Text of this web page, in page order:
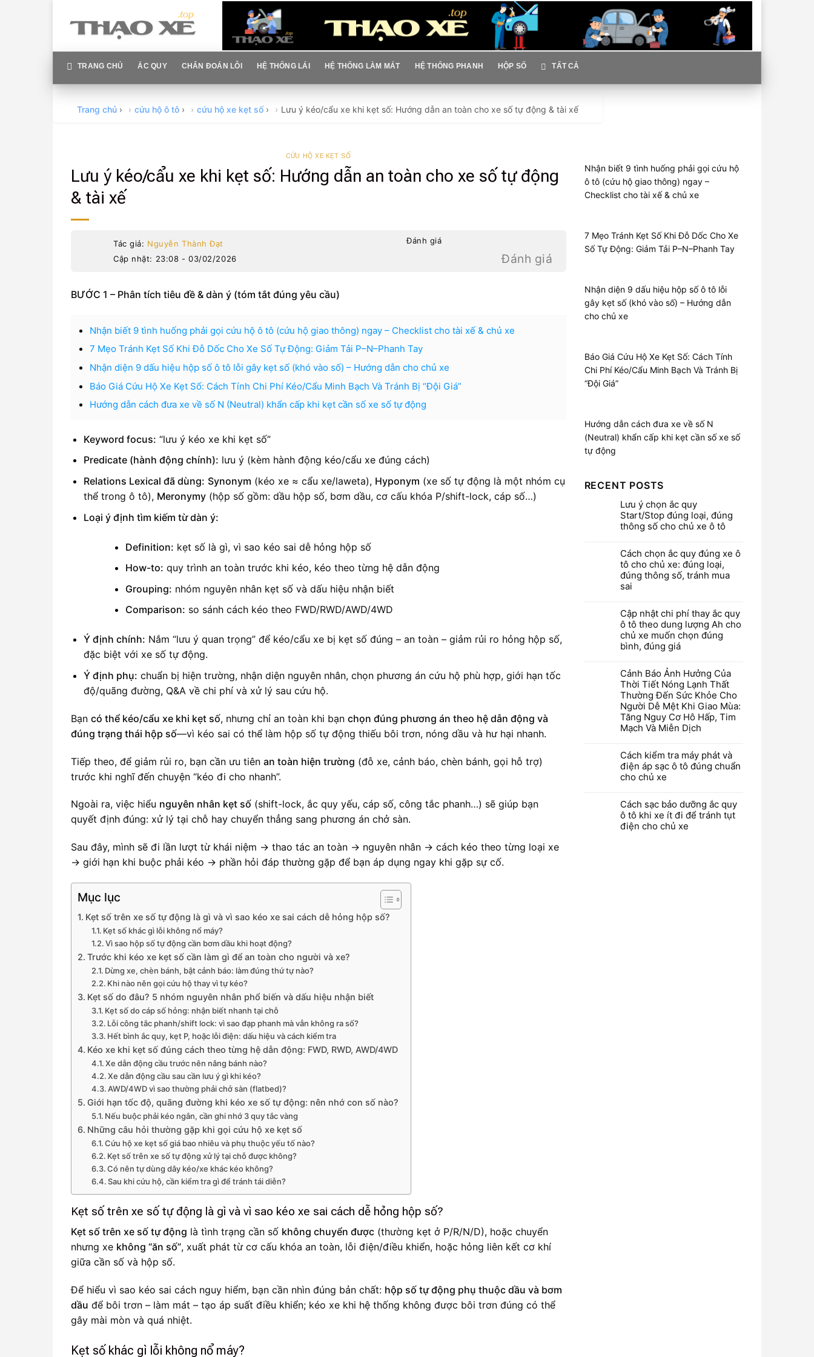
content
TRANG CHỦ ẮC QUY CHẨN ĐOÁN LỖI HỆ THỐNG LÁI HỆ THỐNG LÀM MÁT HỆ THỐNG PHANH HỘP SỐ TẤT CẢ
Trang chủ › cứu hộ ô tô › cứu hộ xe kẹt số› Lưu ý kéo/cẩu xe khi kẹt số: Hướng dẫn an toàn cho xe số tự động & tài xế
CỨU HỘ XE KẸT SỐ
Lưu ý kéo/cẩu xe khi kẹt số: Hướng dẫn an toàn cho xe số tự động
& tài xế
Tác giả: Nguyễn Thành Đạt
Cập nhật: 23:08 - 03/02/2026
Đánh giá
Đánh giá
BƯỚC 1 – Phân tích tiêu đề & dàn ý (tóm tắt đúng yêu cầu)
Nhận biết 9 tình huống phải gọi cứu hộ ô tô (cứu hộ giao thông) ngay – Checklist cho tài xế & chủ xe
7 Mẹo Tránh Kẹt Số Khi Đỗ Dốc Cho Xe Số Tự Động: Giảm Tải P–N–Phanh Tay
Nhận diện 9 dấu hiệu hộp số ô tô lỗi gây kẹt số (khó vào số) – Hướng dẫn cho chủ xe
Báo Giá Cứu Hộ Xe Kẹt Số: Cách Tính Chi Phí Kéo/Cẩu Minh Bạch Và Tránh Bị “Đội Giá”
Hướng dẫn cách đưa xe về số N (Neutral) khẩn cấp khi kẹt cần số xe số tự động
Keyword focus: “lưu ý kéo xe khi kẹt số”
Predicate (hành động chính): lưu ý (kèm hành động kéo/cẩu xe đúng cách)
Relations Lexical đã dùng: Synonym (kéo xe ≈ cẩu xe/laweta), Hyponym (xe số tự động là một nhóm cụ
thể trong ô tô), Meronymy(hộp số gồm: dầu hộp số, bơm dầu, cơ cấu khóa P/shift-lock, cáp số…)
Loại ý định tìm kiếm từ dàn ý:
Definition: kẹt số là gì, vì sao kéo sai dễ hỏng hộp số
How-to: quy trình an toàn trước khi kéo, kéo theo từng hệ dẫn động
Grouping: nhóm nguyên nhân kẹt số và dấu hiệu nhận biết
Comparison: so sánh cách kéo theo FWD/RWD/AWD/4WD
Ý định chính: Nắm “lưu ý quan trọng” để kéo/cẩu xe bị kẹt số đúng – an toàn – giảm rủi ro hỏng hộp số,
đặc biệt với xe số tự động.
Ý định phụ: chuẩn bị hiện trường, nhận diện nguyên nhân, chọn phương án cứu hộ phù hợp, giới hạn tốc
độ/quãng đường, Q&A về chi phí và xử lý sau cứu hộ.
Bạn có thể kéo/cẩu xe khi kẹt số, nhưng chỉ an toàn khi bạn chọn đúng phương án theo hệ dẫn động và
đúng trạng thái hộp số—vì kéo sai có thể làm hộp số tự động thiếu bôi trơn, nóng dầu và hư hại nhanh.
Tiếp theo, để giảm rủi ro, bạn cần ưu tiên an toàn hiện trường (đỗ xe, cảnh báo, chèn bánh, gọi hỗ trợ)
trước khi nghĩ đến chuyện “kéo đi cho nhanh”.
Ngoài ra, việc hiểu nguyên nhân kẹt số (shift-lock, ắc quy yếu, cáp số, công tắc phanh…) sẽ giúp bạn
quyết định đúng: xử lý tại chỗ hay chuyển thẳng sang phương án chở sàn.
Sau đây, mình sẽ đi lần lượt từ khái niệm → thao tác an toàn → nguyên nhân → cách kéo theo từng loại xe
→ giới hạn khi buộc phải kéo → phần hỏi đáp thường gặp để bạn áp dụng ngay khi gặp sự cố.
Mục lục
Kẹt số trên xe số tự động là gì và vì sao kéo xe sai cách dễ hỏng hộp số?
Kẹt số khác gì lỗi không nổ máy?
Vì sao hộp số tự động cần bơm dầu khi hoạt động?
Trước khi kéo xe kẹt số cần làm gì để an toàn cho người và xe?
Dừng xe, chèn bánh, bật cảnh báo: làm đúng thứ tự nào?
Khi nào nên gọi cứu hộ thay vì tự kéo?
Kẹt số do đâu? 5 nhóm nguyên nhân phổ biến và dấu hiệu nhận biết
Kẹt số do cáp số hỏng: nhận biết nhanh tại chỗ
Lỗi công tắc phanh/shift lock: vì sao đạp phanh mà vẫn không ra số?
Hết bình ắc quy, kẹt P, hoặc lỗi điện: dấu hiệu và cách kiểm tra
Kéo xe khi kẹt số đúng cách theo từng hệ dẫn động: FWD, RWD, AWD/4WD
Xe dẫn động cầu trước nên nâng bánh nào?
Xe dẫn động cầu sau cần lưu ý gì khi kéo?
AWD/4WD vì sao thường phải chở sàn (flatbed)?
Giới hạn tốc độ, quãng đường khi kéo xe số tự động: nên nhớ con số nào?
Nếu buộc phải kéo ngắn, cần ghi nhớ 3 quy tắc vàng
Những câu hỏi thường gặp khi gọi cứu hộ xe kẹt số
Cứu hộ xe kẹt số giá bao nhiêu và phụ thuộc yếu tố nào?
Kẹt số trên xe số tự động xử lý tại chỗ được không?
Có nên tự dùng dây kéo/xe khác kéo không?
Sau khi cứu hộ, cần kiểm tra gì để tránh tái diễn?
Kẹt số trên xe số tự động là gì và vì sao kéo xe sai cách dễ hỏng hộp số?
Kẹt số trên xe số tự động là tình trạng cần số không chuyển được (thường kẹt ở P/R/N/D), hoặc chuyển
nhưng xe không “ăn số”, xuất phát từ cơ cấu khóa an toàn, lỗi điện/điều khiển, hoặc hỏng liên kết cơ khí
giữa cần số và hộp số.
Để hiểu vì sao kéo sai cách nguy hiểm, bạn cần nhìn đúng bản chất: hộp số tự động phụ thuộc dầu và bơm
dầu để bôi trơn – làm mát – tạo áp suất điều khiển; kéo xe khi hệ thống không được bôi trơn đúng có thể
gây mài mòn và quá nhiệt.
Kẹt số khác gì lỗi không nổ máy?
Nhận biết 9 tình huống phải gọi cứu hộ
ô tô (cứu hộ giao thông) ngay –
Checklist cho tài xế & chủ xe
7 Mẹo Tránh Kẹt Số Khi Đỗ Dốc Cho Xe
Số Tự Động: Giảm Tải P–N–Phanh Tay
Nhận diện 9 dấu hiệu hộp số ô tô lỗi
gây kẹt số (khó vào số) – Hướng dẫn
cho chủ xe
Báo Giá Cứu Hộ Xe Kẹt Số: Cách Tính
Chi Phí Kéo/Cẩu Minh Bạch Và Tránh Bị
“Đội Giá”
Hướng dẫn cách đưa xe về số N
(Neutral) khẩn cấp khi kẹt cần số xe số
tự động
RECENT POSTS
Lưu ý chọn ắc quy
Start/Stop đúng loại, đúng
thông số cho chủ xe ô tô
Cách chọn ắc quy đúng xe ô
tô cho chủ xe: đúng loại,
đúng thông số, tránh mua
sai
Cập nhật chi phí thay ắc quy
ô tô theo dung lượng Ah cho
chủ xe muốn chọn đúng
bình, đúng giá
Cảnh Báo Ảnh Hưởng Của
Thời Tiết Nóng Lạnh Thất
Thường Đến Sức Khỏe Cho
Người Dễ Mệt Khi Giao Mùa:
Tăng Nguy Cơ Hô Hấp, Tim
Mạch Và Miễn Dịch
Cách kiểm tra máy phát và
điện áp sạc ô tô đúng chuẩn
cho chủ xe
Cách sạc bảo dưỡng ắc quy
ô tô khi xe ít đi để tránh tụt
điện cho chủ xe